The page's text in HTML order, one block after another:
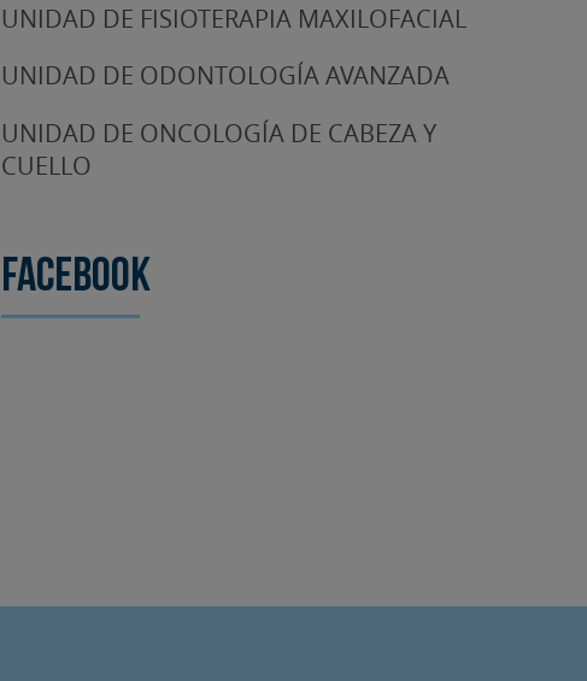
UNIDAD DE FISIOTERAPIA MAXILOFACIAL
UNIDAD DE ODONTOLOGÍA AVANZADA
UNIDAD DE ONCOLOGÍA DE CABEZA Y
CUELLO
Facebook